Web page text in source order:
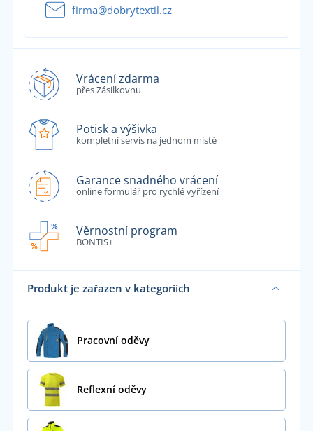
firma@dobrytextil.cz
Vrácení zdarma
přes Zásilkovnu
Potisk a výšivka
kompletní servis na jednom místě
Garance snadného vrácení
online formulář pro rychlé vyřízení
Věrnostní program
BONTIS+
Produkt je zařazen v kategoriích
Pracovní oděvy
Reflexní oděvy